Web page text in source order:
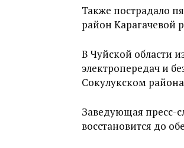
Также пострадало
район
В Чуйской области
электропередач и
Сокулукском
Заведующая пресс-
восстановится до